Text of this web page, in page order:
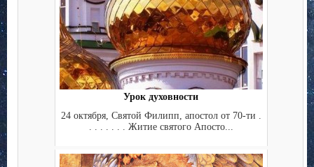
Урок духовности
24 октября, Святой Филипп, апостол от 70-ти .
. . . . . . . Житие святого Апосто...